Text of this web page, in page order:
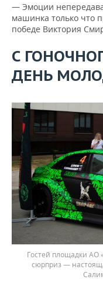
— Эмоции
машинка только что
победе Виктория
С
ДЕНЬ
Гостей площадки АО
сюрприз —